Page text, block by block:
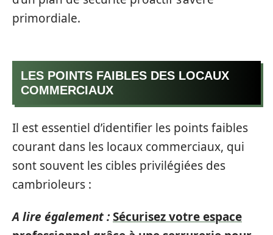
primordiale.
LES POINTS FAIBLES DES LOCAUX
COMMERCIAUX
Il est essentiel d’identifier les points faibles
courant dans les locaux commerciaux, qui
sont souvent les cibles privilégiées des
cambrioleurs :
A lire également :Sécurisez votre espace